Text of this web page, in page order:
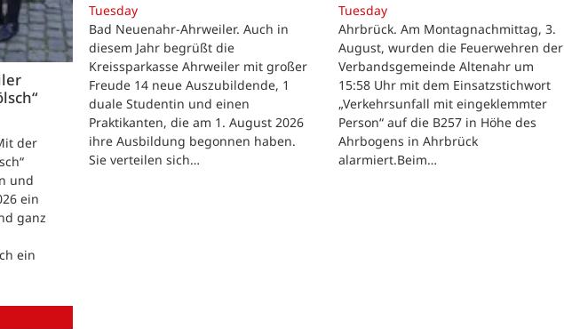
der
und
ein
ganz
ein
Tuesday
Bad Neuenahr-Ahrweiler. Auch in
diesem Jahr begrüßt die
Kreissparkasse Ahrweiler mit großer
Freude 14 neue Auszubildende, 1
duale Studentin und einen
Praktikanten, die am 1. August 2026
ihre Ausbildung begonnen haben.
Sie verteilen sich…
Tuesday
Ahrbrück. Am Montagnachmittag, 3.
August, wurden die Feuerwehren der
Verbandsgemeinde Altenahr um
15:58 Uhr mit dem Einsatzstichwort
„Verkehrsunfall mit eingeklemmter
Person“ auf die B257 in Höhe des
Ahrbogens in Ahrbrück
alarmiert.Beim…